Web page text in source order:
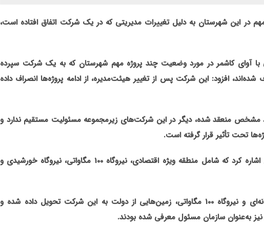
مهم در اين شهرستان به دليل تغييرات مديريتي که در يک شرکت اتفاق افتاده است،
با آوای کاشمر در مورد وضعيت چند پروژه مهم شهرستان که به يک شرکت سپرده
افزود: اين شرکت پس از تغيير هیئت‌مدیره، از ادامه پروژهها انصراف داده
مشخص منعقد شده، ديگر در اين شرکتهاي زيرمجموعه مسئوليت مستقيم ندارد و
ها تحت تأثير قرار گرفته است.
هاي کليدي اشاره کرد که شامل منطقه ويژه اقتصادي، نيروگاه 100 مگاواتي، نيروگاه خورشيدي و
اي و نيروگاه 100 مگاواتي، زمين
هايي از دولت به اين شرکت تحويل داده شده و
به‌عنوان سازمان مسئول معرفي شده بودند.